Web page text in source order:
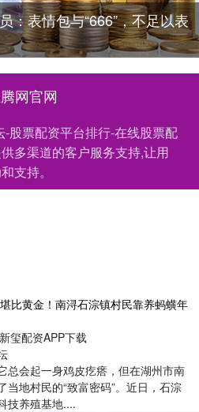
：表情包与“666”，不足以表
网官网
股票配资平台排行-在线股票配
多渠道的客户服务支持,让用
支持。
比黄金！南浔石淙镇村民靠养蚂蟥年
玺配资APP下载
总会起一身鸡皮疙瘩，但在湖州市南
地村民的“致富密码”。近日，石淙
技养殖基地....